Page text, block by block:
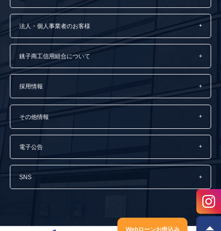
法人・個人事業者のお客様
銚子商工信用組合について
採用情報
その他情報
電子公告
SNS
Webローンお申込み